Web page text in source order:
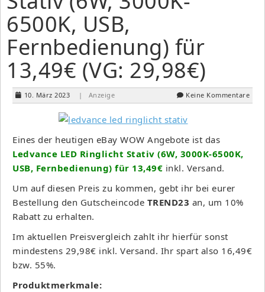
6500K, USB,
Fernbedienung) für
13,49€ (VG: 29,98€)
10. März 2023 | Anzeige Keine Kommentare
Eines der heutigen eBay WOW Angebote ist das
Ledvance LED Ringlicht Stativ (6W, 3000K-6500K,
USB, Fernbedienung) für 13,49€ inkl. Versand.
Um auf diesen Preis zu kommen, gebt ihr bei eurer
Bestellung den Gutscheincode TREND23 an, um 10%
Rabatt zu erhalten.
Im aktuellen Preisvergleich zahlt ihr hierfür sonst
mindestens 29,98€ inkl. Versand. Ihr spart also 16,49€
bzw. 55%.
Produktmerkmale: